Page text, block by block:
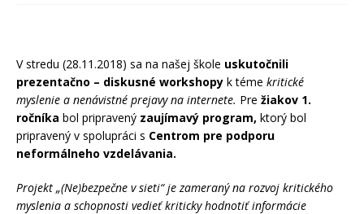
V stredu (28.11.2018) sa na našej škole uskutočnili
prezentačno – diskusné workshopy k téme kritické
myslenie a nenávistné prejavy na internete. Pre žiakov 1.
ročníka bol pripravený zaujímavý program, ktorý bol
pripravený v spolupráci s Centrom pre podporu
neformálneho vzdelávania.
Projekt „(Ne)bezpečne v sieti“ je zameraný na rozvoj kritického
myslenia a schopnosti vedieť kriticky hodnotiť informácie